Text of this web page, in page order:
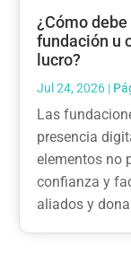
¿Cómo
fundación u
lucro?
Jul 24, 2026|
Las
presencia
elementos no
confianza y
aliados y